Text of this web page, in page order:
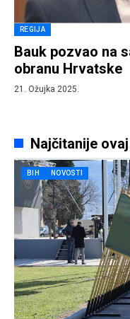
REGIJA
Bauk pozvao na
obranu Hrvatske
21. Ožujka 2025.
Najčitanije
BIH NOVOSTI